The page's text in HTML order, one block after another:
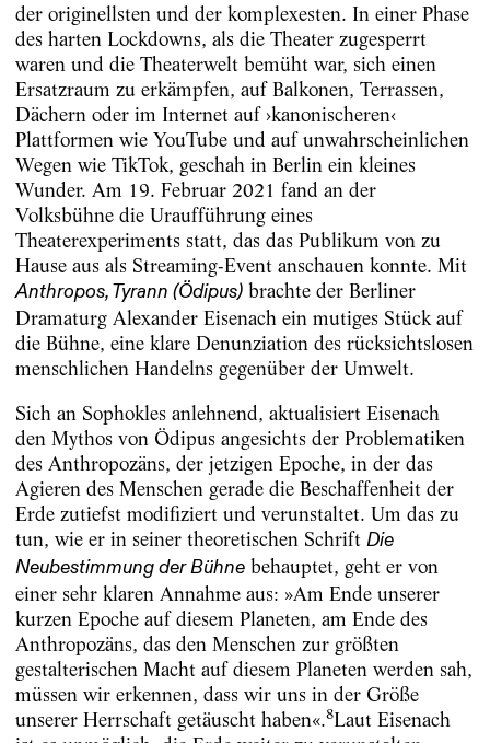
der originellsten und der komplexesten. In einer Phase
des harten Lockdowns, als die Theater zugesperrt
waren und die Theaterwelt bemüht war, sich einen
Ersatzraum zu erkämpfen, auf Balkonen, Terrassen,
Dächern oder im Internet auf ›kanonischeren‹
Plattformen wie YouTube und auf unwahrscheinlichen
Wegen wie TikTok, geschah in Berlin ein kleines
Wunder. Am 19. Februar 2021 fand an der
Volksbühne die Uraufführung eines
Theaterexperiments statt, das das Publikum von zu
Hause aus als Streaming-Event anschauen konnte. Mit
Anthropos, Tyrann (Ödipus)brachte der Berliner
Dramaturg Alexander Eisenach ein mutiges Stück auf
die Bühne, eine klare Denunziation des rücksichtslosen
menschlichen Handelns gegenüber der Umwelt.
Sich an Sophokles anlehnend, aktualisiert Eisenach
den Mythos von Ödipus angesichts der Problematiken
des Anthropozäns, der jetzigen Epoche, in der das
Agieren des Menschen gerade die Beschaffenheit der
Erde zutiefst modifiziert und verunstaltet. Um das zu
tun, wie er in seiner theoretischen Schrift Die
Neubestimmung der Bühnebehauptet, geht er von
einer sehr klaren Annahme aus: »Am Ende unserer
kurzen Epoche auf diesem Planeten, am Ende des
Anthropozäns, das den Menschen zur größten
gestalterischen Macht auf diesem Planeten werden sah,
müssen wir erkennen, dass wir uns in der Größe
unserer Herrschaft getäuscht haben«.8Laut Eisenach